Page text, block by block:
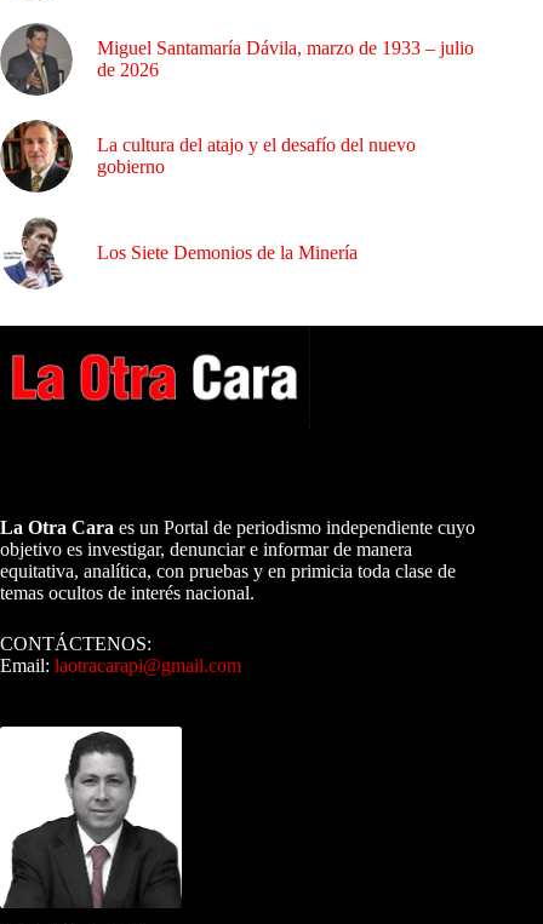
Miguel Santamaría Dávila, marzo de 1933 – julio
de 2026
La cultura del atajo y el desafío del nuevo
gobierno
Los Siete Demonios de la Minería
La Otra Cara es un Portal de periodismo independiente cuyo
objetivo es investigar, denunciar e informar de manera
equitativa, analítica, con pruebas y en primicia toda clase de
temas ocultos de interés nacional.
CONTÁCTENOS:
Email: laotracarapi@gmail.com